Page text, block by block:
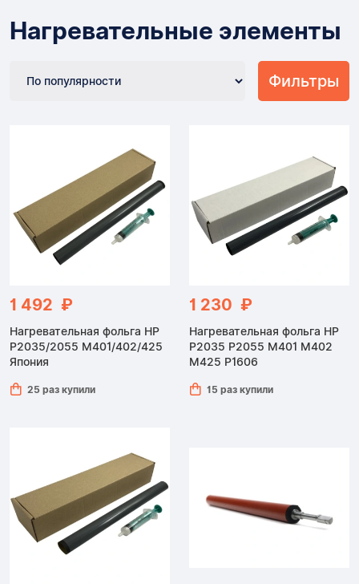
Нагревательные элементы
Фильтры
1 492 ₽
Нагревательная фольга HP
P2035/2055 M401/402/425
Япония
25 раз купили
1 230 ₽
Нагревательная фольга HP
P2035 P2055 M401 M402
M425 P1606
15 раз купили